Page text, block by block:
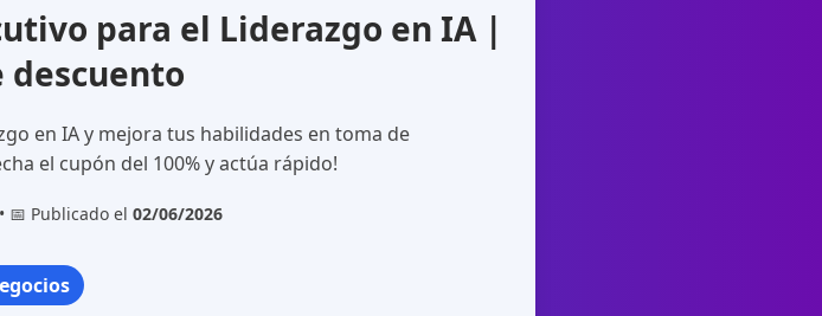
para el Liderazgo en IA |
descuento
en IA y mejora tus habilidades en toma de
el cupón del 100% y actúa rápido!
• 📅 Publicado el 02/06/2026